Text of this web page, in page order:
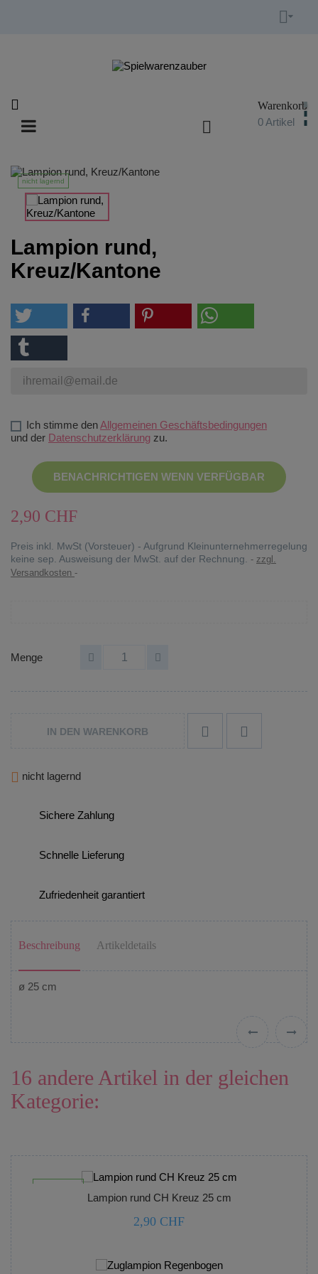

Warenkorb
0Artikel


Navigation
nicht lagernd
Lampion rund,
Kreuz/Kantone
Ich stimme denAllgemeinen Geschäftsbedingungen
und der Datenschutzerklärung zu.
BENACHRICHTIGEN WENN VERFÜGBAR
2,90 CHF
Preis inkl. MwSt (Vorsteuer) - Aufgrund Kleinunternehmerregelung
keine sep. Ausweisung der MwSt. auf der Rechnung.
zzgl.
Versandkosten
Menge
IN DEN WARENKORB  
 nicht lagernd
Sichere Zahlung
Schnelle Lieferung
Zufriedenheit garantiert
Beschreibung Artikeldetails
ø 25 cm
16 andere Artikel in der gleichen
Kategorie:
  
Lampion rund CH Kreuz 25 cm
2,90 CHF